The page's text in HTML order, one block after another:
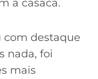
a casaca.
com destaque
nada, foi
mais